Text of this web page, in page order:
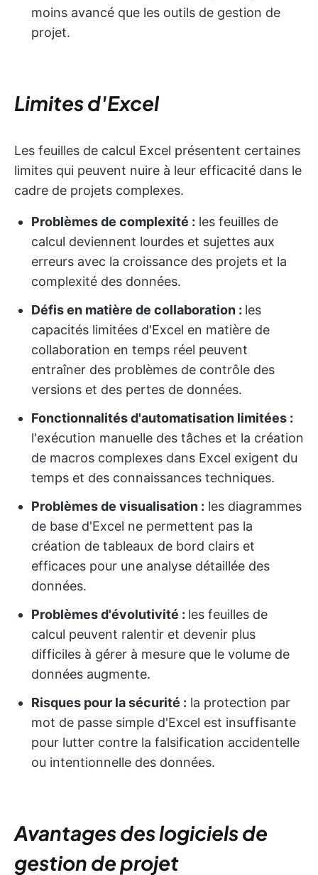
moins avancé que les outils de gestion de
projet.
Limites d'Excel
Les feuilles de calcul Excel présentent certaines
limites qui peuvent nuire à leur efficacité dans le
cadre de projets complexes.
Problèmes de complexité : les feuilles de
calcul deviennent lourdes et sujettes aux
erreurs avec la croissance des projets et la
complexité des données.
Défis en matière de collaboration : les
capacités limitées d'Excel en matière de
collaboration en temps réel peuvent
entraîner des problèmes de contrôle des
versions et des pertes de données.
Fonctionnalités d'automatisation limitées :
l'exécution manuelle des tâches et la création
de macros complexes dans Excel exigent du
temps et des connaissances techniques.
Problèmes de visualisation : les diagrammes
de base d'Excel ne permettent pas la
création de tableaux de bord clairs et
efficaces pour une analyse détaillée des
données.
Problèmes d'évolutivité : les feuilles de
calcul peuvent ralentir et devenir plus
difficiles à gérer à mesure que le volume de
données augmente.
Risques pour la sécurité : la protection par
mot de passe simple d'Excel est insuffisante
pour lutter contre la falsification accidentelle
ou intentionnelle des données.
Avantages des logiciels de
gestion de projet